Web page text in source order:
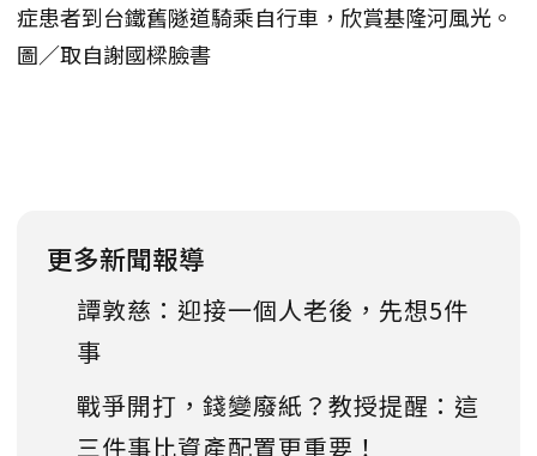
症患者到台鐵舊隧道騎乘自行車，欣賞基隆河風光。
圖／取自謝國樑臉書
更多新聞報導
譚敦慈：迎接一個人老後，先想5件
事
戰爭開打，錢變廢紙？教授提醒：這
三件事比資產配置更重要！